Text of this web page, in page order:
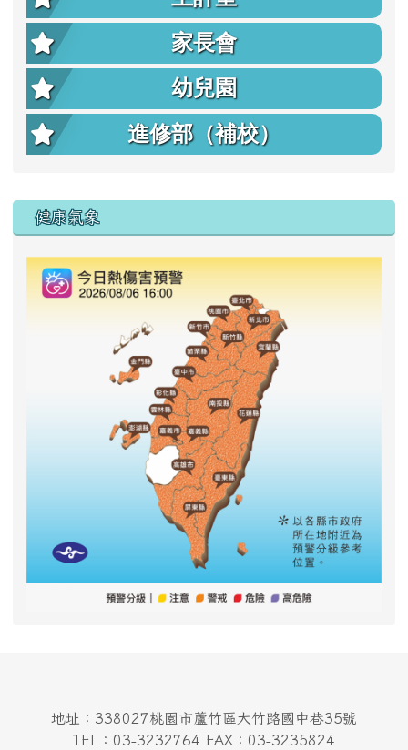
家長會
幼兒園
進修部（補校）
右邊區域內容
健康氣象
地址：338027桃園市蘆竹區大竹路國中巷35號
TEL：03-3232764 FAX：03-3235824